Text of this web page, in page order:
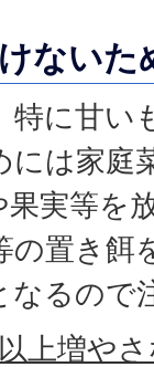
ないた
特に甘い
は家庭
実等を
の置き餌
なるので
上増や